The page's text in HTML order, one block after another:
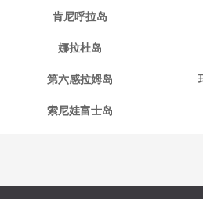
肯尼呼拉岛
娜拉杜岛
第六感拉姆岛
索尼娃富士岛